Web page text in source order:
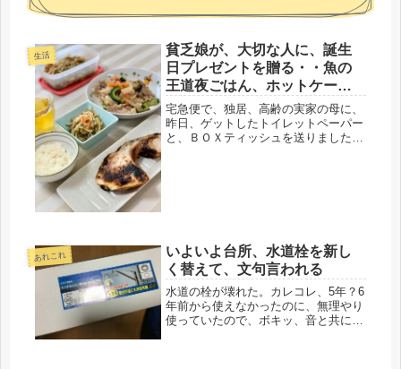
生活
貧乏娘が、大切な人に、誕生
日プレゼントを贈る・・魚の
王道夜ごはん、ホットケーキ
のデザートも。
宅急便で、独居、高齢の実家の母に、
昨日、ゲットしたトイレットペーパー
と、ＢＯＸティッシュを送りました。
あれこれ
いよいよ台所、水道栓を新し
く替えて、文句言われる
水道の栓が壊れた。カレコレ、5年？6
年前から使えなかったのに、無理やり
使っていたので、ボキッ、音と共に折